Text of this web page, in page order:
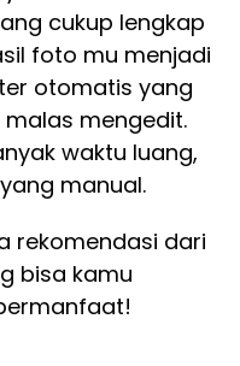
cukup lengkap
foto mu menjadi
otomatis yang
mengedit.
waktu luang,
manual.
rekomendasi dari
bisa kamu